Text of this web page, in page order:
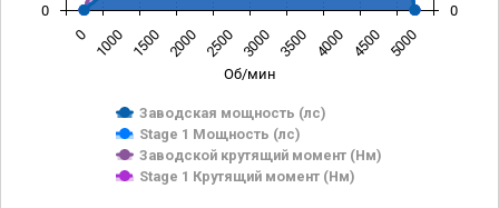
Об/мин
Заводская мощность (лс)
Stage 1 Мощность (лс)
Заводской крутящий момент (Нм)
Stage 1 Крутящий момент (Нм)
0 1000 1500 2000 2500 3000 3500 4000 4500 5000
0 0